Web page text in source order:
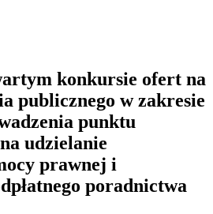
konkursie ofert na
publicznego w zakresie
punktu
udzielanie
prawnej i
poradnictwa